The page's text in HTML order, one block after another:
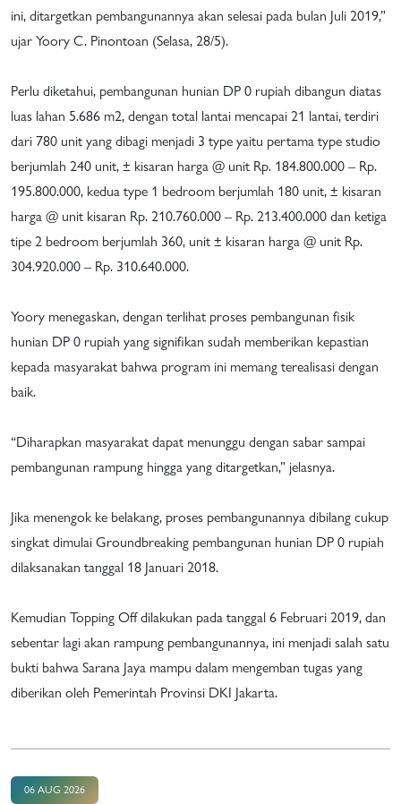
ini, ditargetkan pembangunannya akan selesai pada bulan Juli 2019,”
ujar Yoory C. Pinontoan (Selasa, 28/5).
Perlu diketahui, pembangunan hunian DP 0 rupiah dibangun diatas
luas lahan 5.686 m2, dengan total lantai mencapai 21 lantai, terdiri
dari 780 unit yang dibagi menjadi 3 type yaitu pertama type studio
berjumlah 240 unit, ± kisaran harga @ unit Rp. 184.800.000 – Rp.
195.800.000, kedua type 1 bedroom berjumlah 180 unit, ± kisaran
harga @ unit kisaran Rp. 210.760.000 – Rp. 213.400.000 dan ketiga
tipe 2 bedroom berjumlah 360, unit ± kisaran harga @ unit Rp.
304.920.000 – Rp. 310.640.000.
Yoory menegaskan, dengan terlihat proses pembangunan fisik
hunian DP 0 rupiah yang signifikan sudah memberikan kepastian
kepada masyarakat bahwa program ini memang terealisasi dengan
baik.
“Diharapkan masyarakat dapat menunggu dengan sabar sampai
pembangunan rampung hingga yang ditargetkan,” jelasnya.
Jika menengok ke belakang, proses pembangunannya dibilang cukup
singkat dimulai Groundbreaking pembangunan hunian DP 0 rupiah
dilaksanakan tanggal 18 Januari 2018.
Kemudian Topping Off dilakukan pada tanggal 6 Februari 2019, dan
sebentar lagi akan rampung pembangunannya, ini menjadi salah satu
bukti bahwa Sarana Jaya mampu dalam mengemban tugas yang
diberikan oleh Pemerintah Provinsi DKI Jakarta.
06 AUG 2026